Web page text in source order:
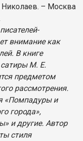
– Москва
внимание как
В книге
М. Е.
предметом
рассмотрения.
«Помпадуры и
города»,
и другие. Автор
стиля